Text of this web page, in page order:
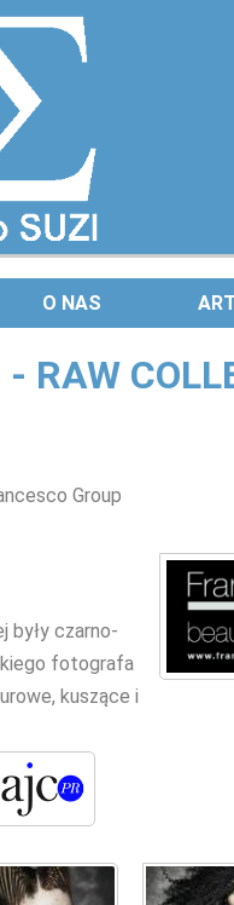
O NAS
RAW
Group
były czarno-
fotografa
kuszące i